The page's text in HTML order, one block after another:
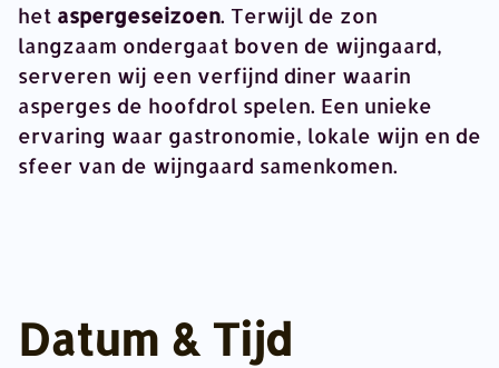
het aspergeseizoen. Terwijl de zon
langzaam ondergaat boven de wijngaard,
serveren wij een verfijnd diner waarin
asperges de hoofdrol spelen. Een unieke
ervaring waar gastronomie, lokale wijn en de
sfeer van de wijngaard samenkomen.
Datum & Tijd